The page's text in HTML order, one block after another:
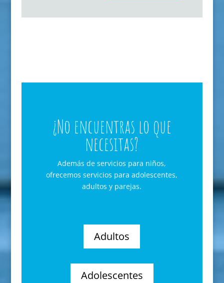
¿No encuentras lo que
necesitas?
Además de servicios para niños,
ofrecemos servicios para adolescentes,
adultos y parejas.
Adultos
Adolescentes